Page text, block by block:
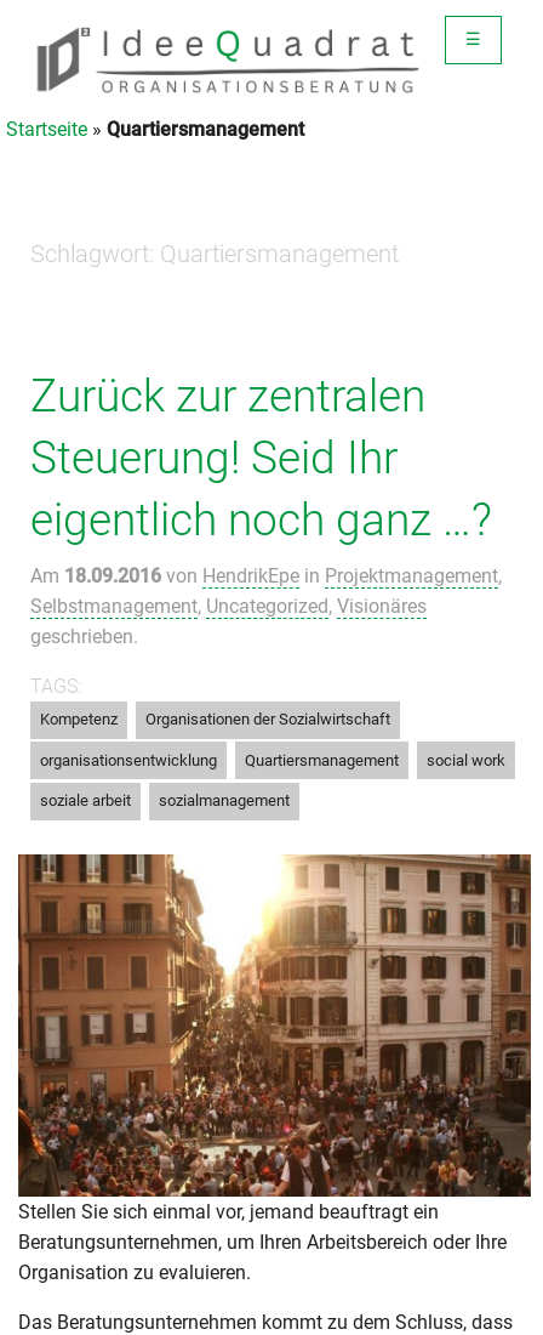
☰
Startseite » Quartiersmanagement
Schlagwort: Quartiersmanagement
Zurück zur zentralen
Steuerung! Seid Ihr
eigentlich noch ganz …?
Am 18.09.2016 von HendrikEpe in Projektmanagement,
Selbstmanagement, Uncategorized, Visionäres
geschrieben.
TAGS:
Kompetenz Organisationen der Sozialwirtschaft
organisationsentwicklung Quartiersmanagement social work
soziale arbeit sozialmanagement
Stellen Sie sich einmal vor, jemand beauftragt ein
Beratungsunternehmen, um Ihren Arbeitsbereich oder Ihre
Organisation zu evaluieren.
Das Beratungsunternehmen kommt zu dem Schluss, dass